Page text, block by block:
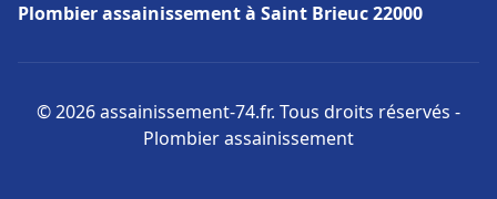
Plombier assainissement à Saint Brieuc 22000
© 2026 assainissement-74.fr. Tous droits réservés -
Plombier assainissement